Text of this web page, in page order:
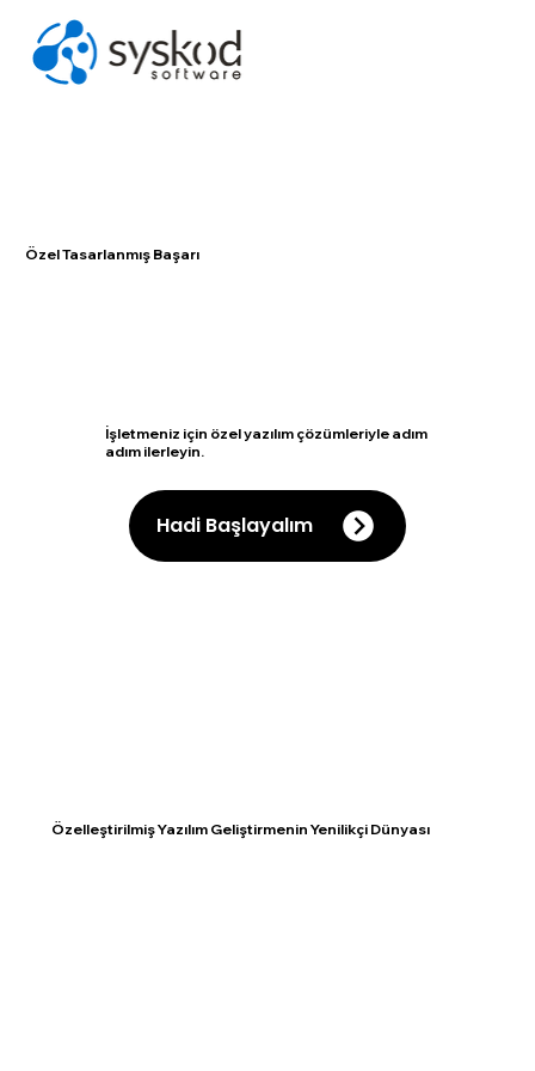
Özel Tasarlanmış Başarı
Hadi Başlayalım
İşletmeniz için özel yazılım çözümleriyle adım
adım ilerleyin.
Özelleştirilmiş Yazılım Geliştirmenin Yenilikçi Dünyası